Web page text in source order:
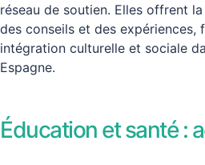
réseau de soutien. Elles offrent
des conseils et des expériences,
intégration culturelle et sociale
Espagne.
Éducation et santé :